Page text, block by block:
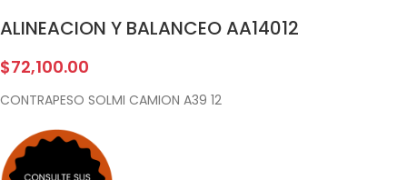
ALINEACION Y BALANCEO AA14012
$72,100.00
CONTRAPESO SOLMI CAMION A39 12